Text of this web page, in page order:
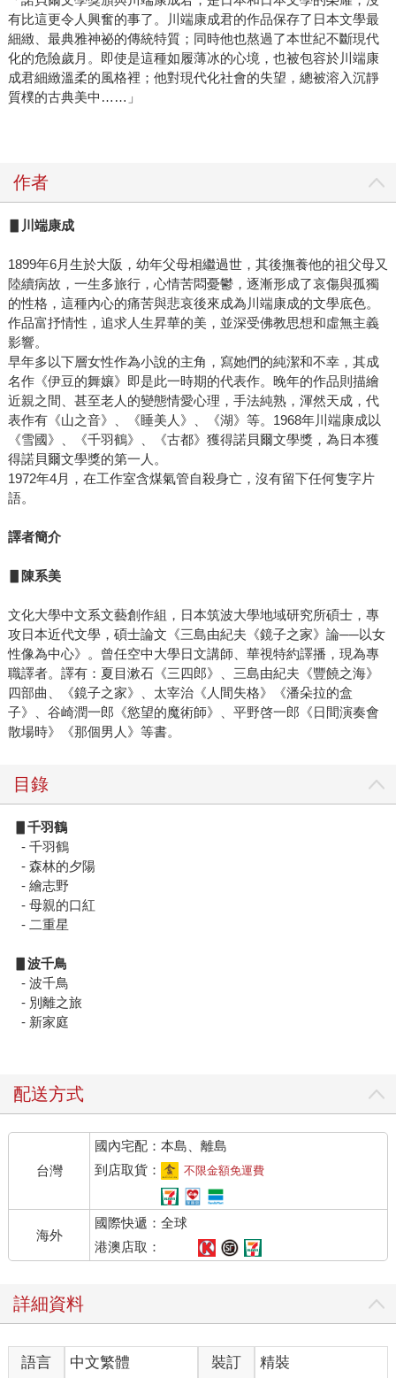
有比這更令人興奮的事了。川端康成君的作品保存了日本文學最
細緻、最典雅神祕的傳統特質；同時他也熬過了本世紀不斷現代
化的危險歲月。即使是這種如履薄冰的心境，也被包容於川端康
成君細緻溫柔的風格裡；他對現代化社會的失望，總被溶入沉靜
質樸的古典美中……」
作者
▋川端康成
1899年6月生於大阪，幼年父母相繼過世，其後撫養他的祖父母又
陸續病故，一生多旅行，心情苦悶憂鬱，逐漸形成了哀傷與孤獨
的性格，這種內心的痛苦與悲哀後來成為川端康成的文學底色。
作品富抒情性，追求人生昇華的美，並深受佛教思想和虛無主義
影響。
早年多以下層女性作為小說的主角，寫她們的純潔和不幸，其成
名作《伊豆的舞孃》即是此一時期的代表作。晚年的作品則描繪
近親之間、甚至老人的變態情愛心理，手法純熟，渾然天成，代
表作有《山之音》、《睡美人》、《湖》等。1968年川端康成以
《雪國》、《千羽鶴》、《古都》獲得諾貝爾文學獎，為日本獲
得諾貝爾文學獎的第一人。
1972年4月，在工作室含煤氣管自殺身亡，沒有留下任何隻字片
語。
譯者簡介
▋陳系美
文化大學中文系文藝創作組，日本筑波大學地域研究所碩士，專
攻日本近代文學，碩士論文《三島由紀夫《鏡子之家》論──以女
性像為中心》。曾任空中大學日文講師、華視特約譯播，現為專
職譯者。譯有：夏目漱石《三四郎》、三島由紀夫《豐饒之海》
四部曲、《鏡子之家》、太宰治《人間失格》《潘朵拉的盒
子》、谷崎潤一郎《慾望的魔術師》、平野啓一郎《日間演奏會
散場時》《那個男人》等書。
目錄
▋千羽鶴
- 千羽鶴
- 森林的夕陽
- 繪志野
- 母親的口紅
- 二重星
▋波千鳥
- 波千鳥
- 別離之旅
- 新家庭
配送方式
台灣
國內宅配：本島、離島
到店取貨：
不限金額免運費
海外
國際快遞：全球
港澳店取：
詳細資料
語言 中文繁體 裝訂
精裝